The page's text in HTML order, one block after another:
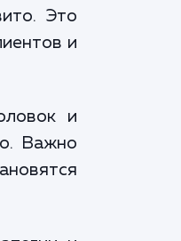
Это
и
и
Важно